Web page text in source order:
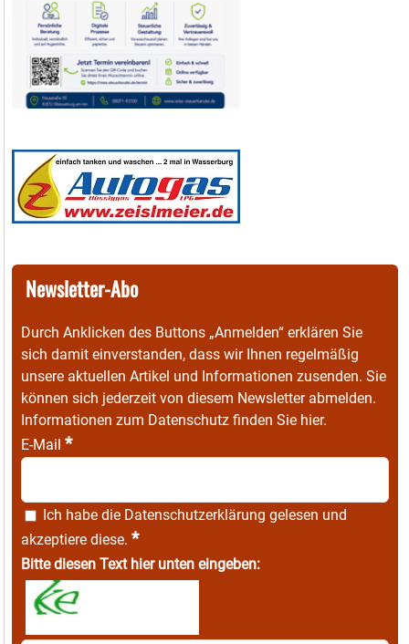
Newsletter-Abo
Durch Anklicken des Buttons „Anmelden“ erklären Sie
sich damit einverstanden, dass wir Ihnen regelmäßig
unsere aktuellen Artikel und Informationen zusenden. Sie
können sich jederzeit von diesem Newsletter abmelden.
Informationen zum Datenschutz finden Sie hier.
E-Mail *
Ich habe die Datenschutzerklärung gelesen und
akzeptiere diese. *
Bitte diesen Text hier unten eingeben: